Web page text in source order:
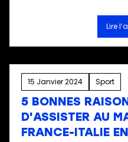
Lire
15 Janvier 2024 Sport
5 BONNES
D'ASSISTER AU
FRANCE-ITALIE